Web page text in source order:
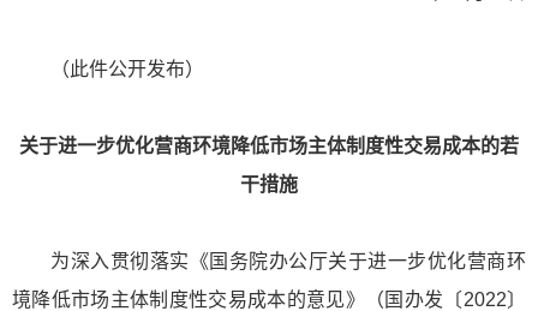
（此件公开发布）
关于进一步优化营商环境降低市场主体制度性交易成本的若
干措施
为深入贯彻落实《国务院办公厅关于进一步优化营商环
境降低市场主体制度性交易成本的意见》（国办发〔2022〕